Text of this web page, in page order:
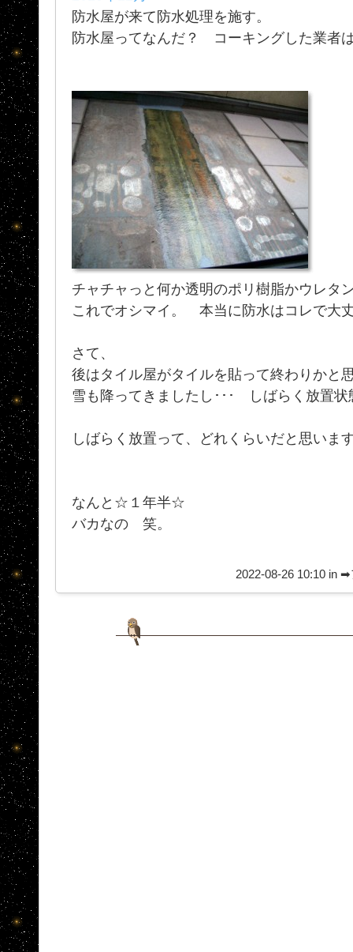
防水屋が来て防水処理を施す。
防水屋ってなんだ？ コーキングした業者
チャチャっと何か透明のポリ樹脂かウレタ
これでオシマイ。 本当に防水はコレで大
さて、
後はタイル屋がタイルを貼って終わりかと
雪も降ってきましたし･･･ しばらく放置状
しばらく放置って、どれくらいだと思いま
なんと☆１年半☆
バカなの 笑。
2022-08-26 10:10 in ➡